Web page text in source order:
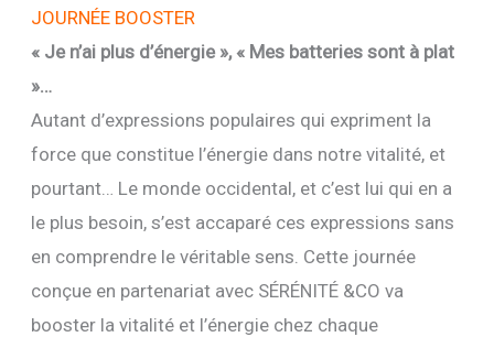
JOURNÉE BOOSTER
« Je n’ai plus d’énergie », « Mes batteries sont à plat
»…
Autant d’expressions populaires qui expriment la
force que constitue l’énergie dans notre vitalité, et
pourtant… Le monde occidental, et c’est lui qui en a
le plus besoin, s’est accaparé ces expressions sans
en comprendre le véritable sens. Cette journée
conçue en partenariat avec SÉRÉNITÉ &CO va
booster la vitalité et l’énergie chez chaque